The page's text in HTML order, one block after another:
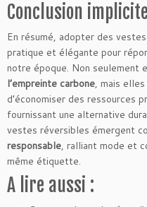
Conclusion implicite
En résumé, adopter des
pratique et élégante pour
notre époque. Non seulement
l’empreinte carbone, mais
d’économiser des ressources
fournissant une alternative
vestes réversibles émergent
responsable, ralliant mode et
même étiquette.
A lire aussi :